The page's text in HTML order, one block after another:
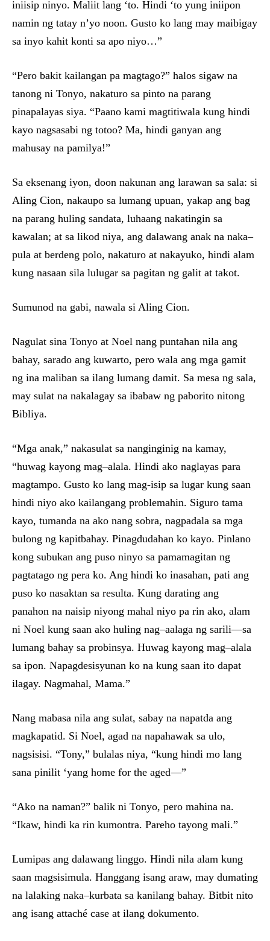
iniisip ninyo. Maliit lang ‘to. Hindi ‘to yung iniipon
namin ng tatay n’yo noon. Gusto ko lang may maibigay
sa inyo kahit konti sa apo niyo…”
“Pero bakit kailangan pa magtago?” halos sigaw na
tanong ni Tonyo, nakaturo sa pinto na parang
pinapalayas siya. “Paano kami magtitiwala kung hindi
kayo nagsasabi ng totoo? Ma, hindi ganyan ang
mahusay na pamilya!”
Sa eksenang iyon, doon nakunan ang larawan sa sala: si
Aling Cion, nakaupo sa lumang upuan, yakap ang bag
na parang huling sandata, luhaang nakatingin sa
kawalan; at sa likod niya, ang dalawang anak na naka–
pula at berdeng polo, nakaturo at nakayuko, hindi alam
kung nasaan sila lulugar sa pagitan ng galit at takot.
Sumunod na gabi, nawala si Aling Cion.
Nagulat sina Tonyo at Noel nang puntahan nila ang
bahay, sarado ang kuwarto, pero wala ang mga gamit
ng ina maliban sa ilang lumang damit. Sa mesa ng sala,
may sulat na nakalagay sa ibabaw ng paborito nitong
Bibliya.
“Mga anak,” nakasulat sa nanginginig na kamay,
“huwag kayong mag–alala. Hindi ako naglayas para
magtampo. Gusto ko lang mag-isip sa lugar kung saan
hindi niyo ako kailangang problemahin. Siguro tama
kayo, tumanda na ako nang sobra, nagpadala sa mga
bulong ng kapitbahay. Pinagdudahan ko kayo. Pinlano
kong subukan ang puso ninyo sa pamamagitan ng
pagtatago ng pera ko. Ang hindi ko inasahan, pati ang
puso ko nasaktan sa resulta. Kung darating ang
panahon na naisip niyong mahal niyo pa rin ako, alam
ni Noel kung saan ako huling nag–aalaga ng sarili—sa
lumang bahay sa probinsya. Huwag kayong mag–alala
sa ipon. Napagdesisyunan ko na kung saan ito dapat
ilagay. Nagmahal, Mama.”
Nang mabasa nila ang sulat, sabay na napatda ang
magkapatid. Si Noel, agad na napahawak sa ulo,
nagsisisi. “Tony,” bulalas niya, “kung hindi mo lang
sana pinilit ‘yang home for the aged—”
“Ako na naman?” balik ni Tonyo, pero mahina na.
“Ikaw, hindi ka rin kumontra. Pareho tayong mali.”
Lumipas ang dalawang linggo. Hindi nila alam kung
saan magsisimula. Hanggang isang araw, may dumating
na lalaking naka–kurbata sa kanilang bahay. Bitbit nito
ang isang attaché case at ilang dokumento.